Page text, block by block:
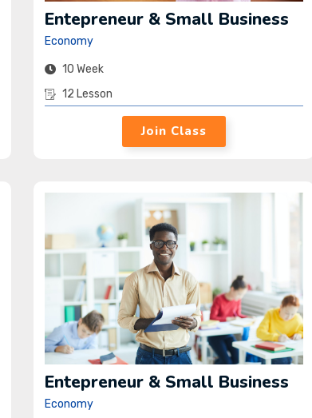
Entepreneur & Small Business
Economy
10 Week
12 Lesson
Join Class
Entepreneur & Small Business
Economy